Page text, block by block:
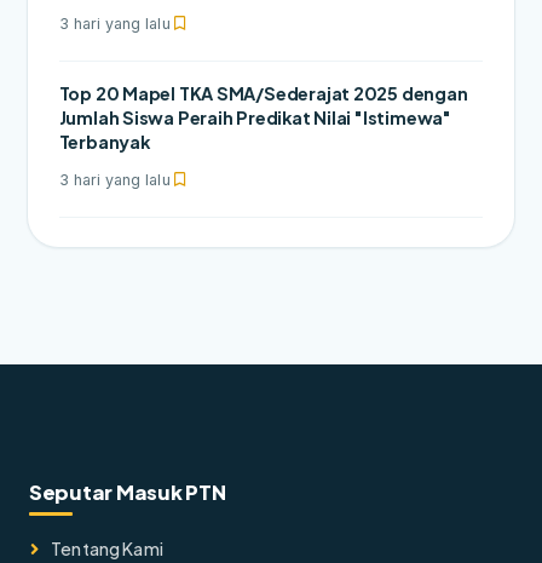
3 hari yang lalu
Top 20 Mapel TKA SMA/Sederajat 2025 dengan
Jumlah Siswa Peraih Predikat Nilai "Istimewa"
Terbanyak
3 hari yang lalu
Seputar Masuk PTN
Tentang Kami